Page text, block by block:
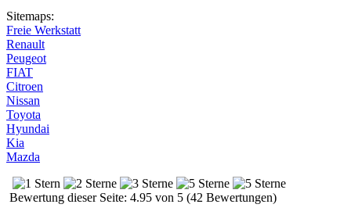
Sitemaps:
Freie Werkstatt
Renault
Peugeot
FIAT
Citroen
Nissan
Toyota
Hyundai
Kia
Mazda
Bewertung dieser Seite: 4.95 von 5 (42 Bewertungen)